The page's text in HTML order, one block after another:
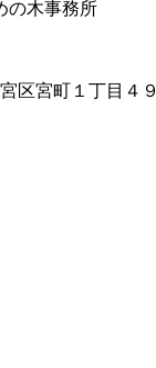
区宮町１丁目４９